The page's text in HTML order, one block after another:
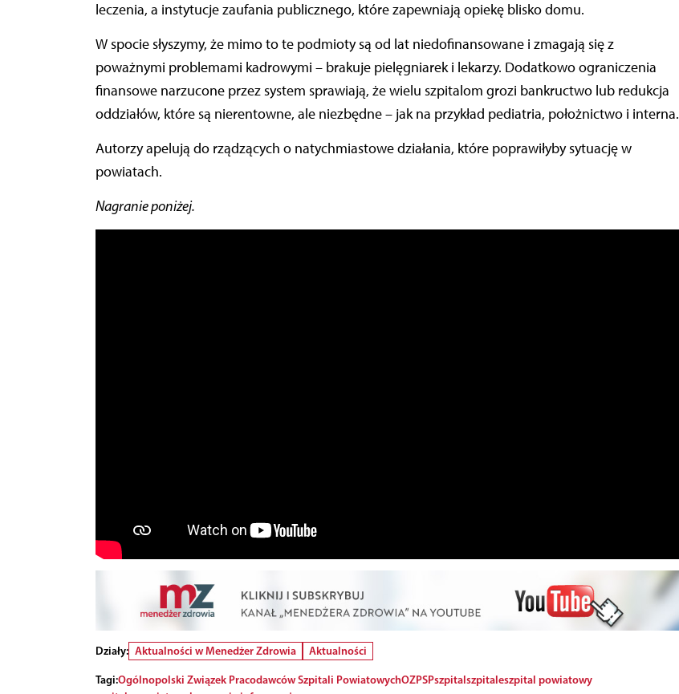
leczenia, a instytucje zaufania publicznego, które zapewniają opiekę blisko domu.
W spocie słyszymy, że mimo to te podmioty są od lat niedofinansowane i zmagają się z
poważnymi problemami kadrowymi – brakuje pielęgniarek i lekarzy. Dodatkowo ograniczenia
finansowe narzucone przez system sprawiają, że wielu szpitalom grozi bankructwo lub redukcja
oddziałów, które są nierentowne, ale niezbędne – jak na przykład pediatria, położnictwo i interna.
Autorzy apelują do rządzących o natychmiastowe działania, które poprawiłyby sytuację w
powiatach.
Nagranie poniżej.
Działy: Aktualności w Menedżer Zdrowia
Aktualności
Tagi:Ogólnopolski Związek Pracodawców Szpitali PowiatowychOZPSPszpitalszpitaleszpital powiatowy